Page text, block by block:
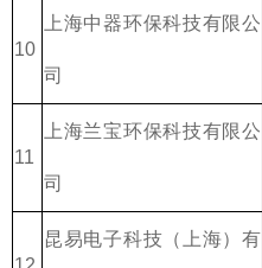
10
上海中器环保科技有限公
司
11
上海兰宝环保科技有限公
司
昆易电子科技（上海）有